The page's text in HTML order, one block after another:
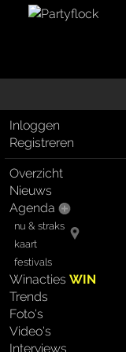
Inloggen
Registreren
Overzicht
Nieuws
Agenda
nu & straks
kaart
festivals
WinactiesWIN
Trends
Foto's
Video's
Interviews